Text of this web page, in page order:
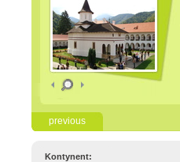
previous
Kontynent: